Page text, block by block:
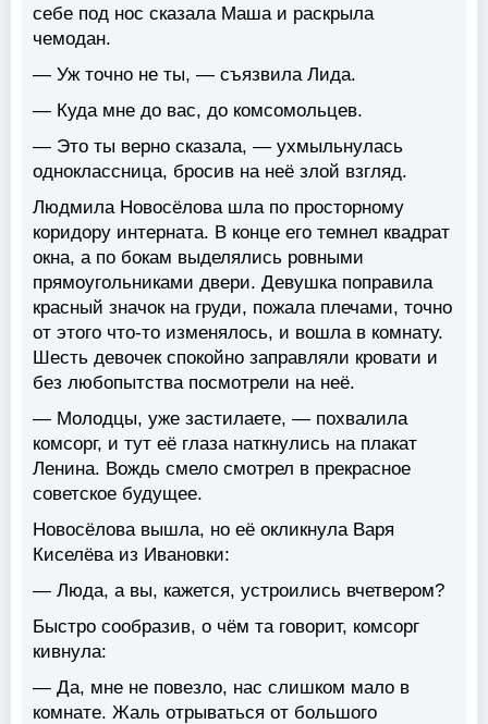
себе под нос сказала Маша и раскрыла
чемодан.
— Уж точно не ты, — съязвила Лида.
— Куда мне до вас, до комсомольцев.
— Это ты верно сказала, — ухмыльнулась
одноклассница, бросив на неё злой взгляд.
Людмила Новосёлова шла по просторному
коридору интерната. В конце его темнел квадрат
окна, а по бокам выделялись ровными
прямоугольниками двери. Девушка поправила
красный значок на груди, пожала плечами, точно
от этого что-то изменялось, и вошла в комнату.
Шесть девочек спокойно заправляли кровати и
без любопытства посмотрели на неё.
— Молодцы, уже застилаете, — похвалила
комсорг, и тут её глаза наткнулись на плакат
Ленина. Вождь смело смотрел в прекрасное
советское будущее.
Новосёлова вышла, но её окликнула Варя
Киселёва из Ивановки:
— Люда, а вы, кажется, устроились вчетвером?
Быстро сообразив, о чём та говорит, комсорг
кивнула:
— Да, мне не повезло, нас слишком мало в
комнате. Жаль отрываться от большого